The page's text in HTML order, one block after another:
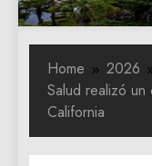
Home 2026
Salud realizó un
California